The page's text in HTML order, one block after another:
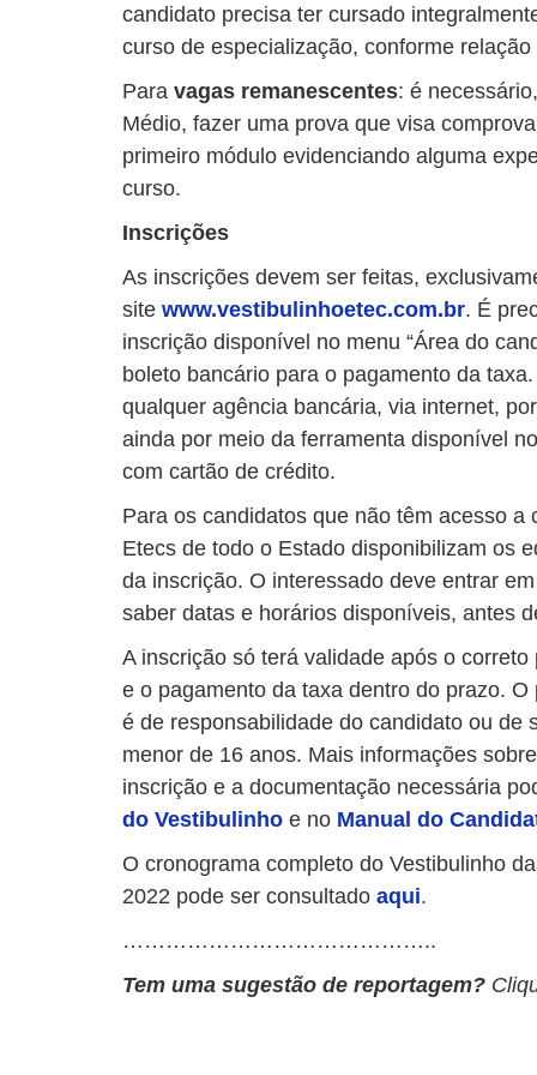
candidato precisa ter cursado
curso de especialização, conforme
Para vagas remanescentes: é
Médio, fazer uma prova que visa
primeiro módulo evidenciando alguma
curso.
Inscrições
As inscrições devem ser feitas,
site www.vestibulinhoetec.com.br. É
inscrição disponível no menu “Área do
boleto bancário para o pagamento da
qualquer agência bancária, via internet,
ainda por meio da ferramenta disponível
com cartão de crédito.
Para os candidatos que não têm acesso a
Etecs de todo o Estado disponibilizam os
da inscrição. O interessado deve entrar
saber datas e horários disponíveis, antes
A inscrição só terá validade após o
e o pagamento da taxa dentro do prazo.
é de responsabilidade do candidato ou de
menor de 16 anos. Mais informações
inscrição e a documentação necessária
do Vestibulinho e no Manual do
O cronograma completo do Vestibulinho
2022 pode ser consultado aqui.
……………………………………..
Tem uma sugestão de reportagem?